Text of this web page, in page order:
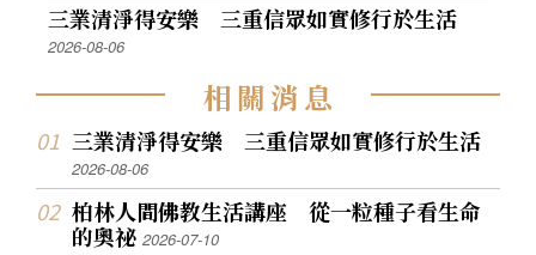
三業清淨得安樂 三重信眾如實修行於生活
2026-08-06
相關消息
三業清淨得安樂 三重信眾如實修行於生活
2026-08-06
柏林人間佛教生活講座 從一粒種子看生命
的奧祕2026-07-10